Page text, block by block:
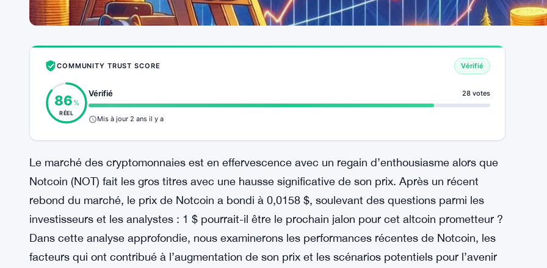
COMMUNITY TRUST SCORE Vérifié
86 %
RÉEL
Vérifié 28 votes
Mis à jour 2 ans il y a
Le marché des cryptomonnaies est en effervescence avec un regain d’enthousiasme alors que
Notcoin (NOT) fait les gros titres avec une hausse significative de son prix. Après un récent
rebond du marché, le prix de Notcoin a bondi à 0,0158 $, soulevant des questions parmi les
investisseurs et les analystes : 1 $ pourrait-il être le prochain jalon pour cet altcoin prometteur ?
Dans cette analyse approfondie, nous examinerons les performances récentes de Notcoin, les
facteurs qui ont contribué à l’augmentation de son prix et les scénarios potentiels pour l’avenir